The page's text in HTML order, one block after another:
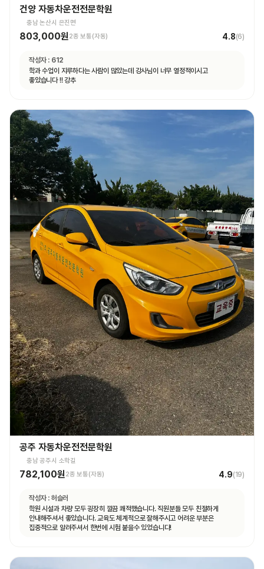
건양 자동차운전전문학원
충남 논산시 은진면
803,000원 2종 보통(자동) 4.8(6)
작성자 : 612
학과 수업이 지루하다는 사람이 많았는데 강사님이 너무 열정적이시고
좋았습니다 !! 강추
공주 자동차운전전문학원
충남 공주시 소학길
782,100원 2종 보통(자동) 4.9(19)
작성자 : 허슬러
학원 시설과 차량 모두 굉장히 깔끔 쾌적했습니다. 직원분들 모두 친절하게
안내해주셔서 좋았습니다. 교육도 체계적으로 잘해주시고 어려운 부분은
집중적으로 알려주셔서 한번에 시험 붙을수 있었습니다!